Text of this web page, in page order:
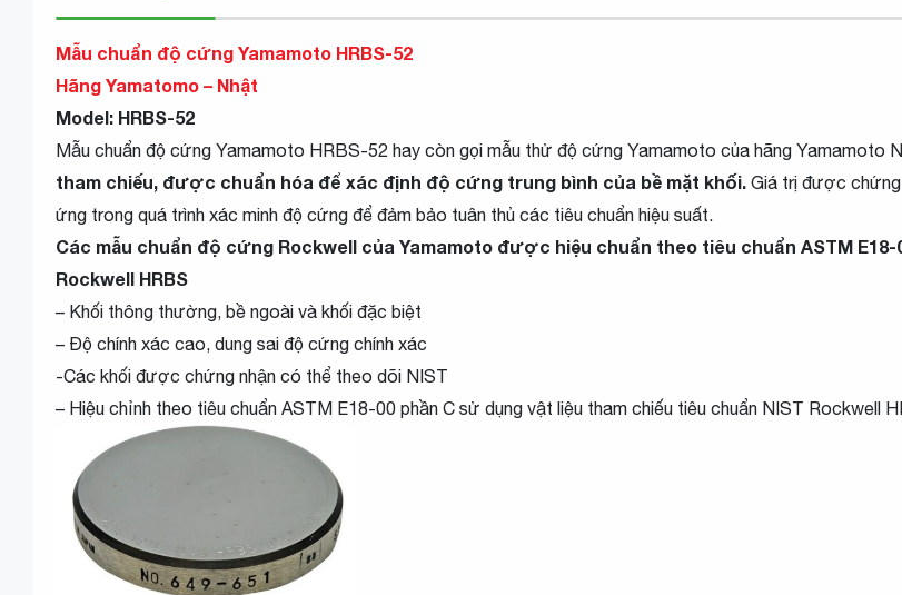
Mẫu chuẩn độ cứng Yamamoto HRBS-52
Hãng Yamatomo – Nhật
Model: HRBS-52
Mẫu chuẩn độ cứng Yamamoto HRBS-52 hay còn gọi mẫu thử độ cứng Yamamoto của hãng Yamamoto
tham chiếu, được chuẩn hóa để xác định độ cứng trung bình của bề mặt khối. Giá trị được chứng
ứng trong quá trình xác minh độ cứng để đảm bảo tuân thủ các tiêu chuẩn hiệu suất.
Các mẫu chuẩn độ cứng Rockwell của Yamamoto được hiệu chuẩn theo tiêu chuẩn ASTM
Rockwell HRBS
– Khối thông thường, bề ngoài và khối đặc biệt
– Độ chính xác cao, dung sai độ cứng chính xác
-Các khối được chứng nhận có thể theo dõi NIST
– Hiệu chỉnh theo tiêu chuẩn ASTM E18-00 phần C sử dụng vật liệu tham chiếu tiêu chuẩn NIST Rockwell